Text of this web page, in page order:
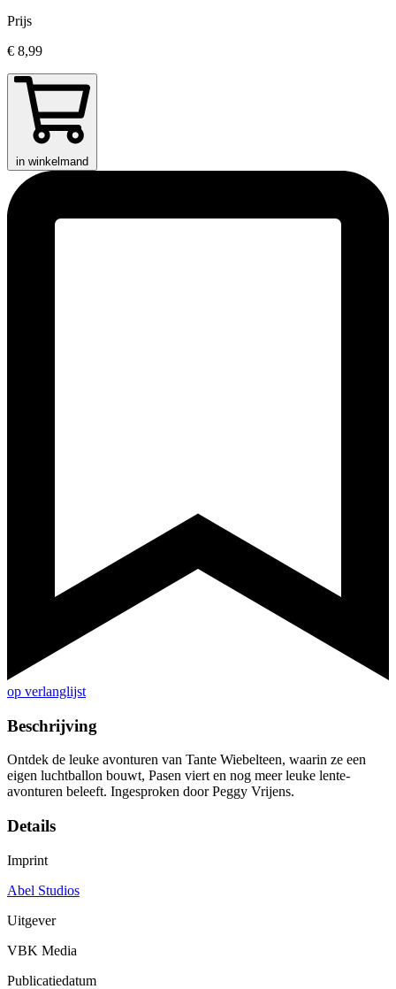
Prijs
€ 8,99
in winkelmand
op verlanglijst
Beschrijving
Ontdek de leuke avonturen van Tante Wiebelteen, waarin ze een
eigen luchtballon bouwt, Pasen viert en nog meer leuke lente-
avonturen beleeft. Ingesproken door Peggy Vrijens.
Details
Imprint
Abel Studios
Uitgever
VBK Media
Publicatiedatum